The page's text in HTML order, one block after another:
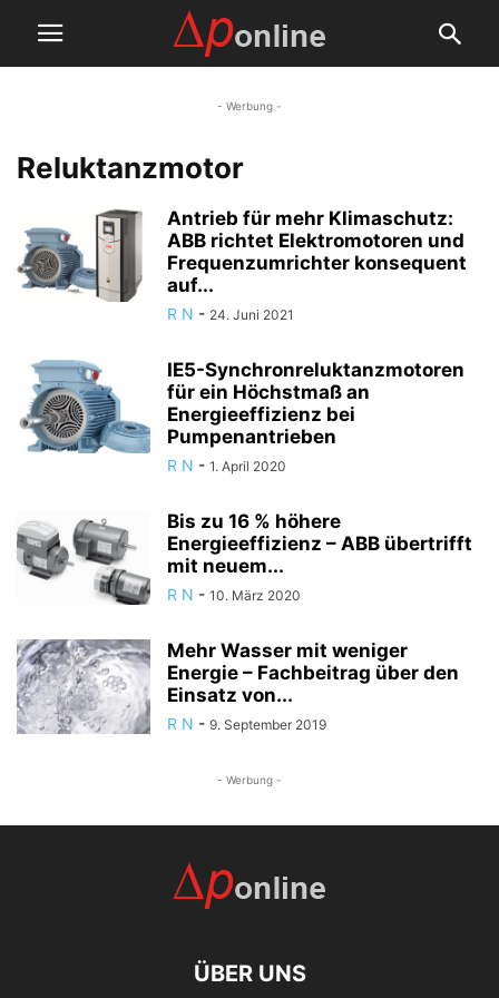
- Werbung -
Reluktanzmotor
Antrieb für mehr Klimaschutz:
ABB richtet Elektromotoren und
Frequenzumrichter konsequent
auf...
R N - 24. Juni 2021
IE5-Synchronreluktanzmotoren
für ein Höchstmaß an
Energieeffizienz bei
Pumpenantrieben
R N - 1. April 2020
Bis zu 16 % höhere
Energieeffizienz – ABB übertrifft
mit neuem...
R N - 10. März 2020
Mehr Wasser mit weniger
Energie – Fachbeitrag über den
Einsatz von...
R N - 9. September 2019
- Werbung -
ÜBER UNS